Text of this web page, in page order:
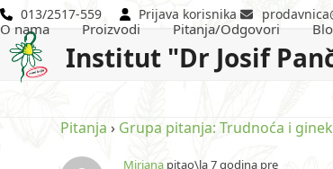
Skip
to
content
013/2517-559 Prijava korisnika
Institut "Dr Josif
O nama Proizvodi Pitanja/Odgovori
Pitanja › Grupa pitanja: Trudnoća i
Mirjana pitao\la 7 godina pre